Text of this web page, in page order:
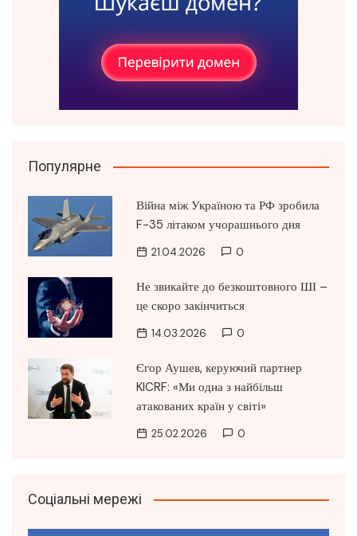
Популярне
Війна між Україною та РФ зробила
F-35 літаком учорашнього дня
21.04.2026 0
Не звикайте до безкоштовного ШІ –
це скоро закінчиться
14.03.2026 0
Єгор Аушев, керуючий партнер
KICRF: «Ми одна з найбільш
атакованих країн у світі»
25.02.2026 0
Соціальні мережі